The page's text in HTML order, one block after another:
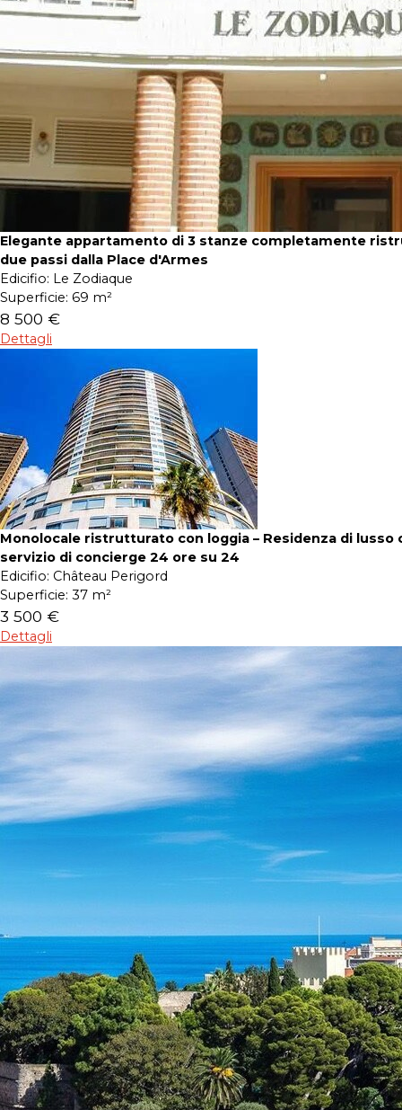
Elegante appartamento di 3 stanze completamente
due passi dalla Place d'Armes
Edicifio: Le Zodiaque
Superficie: 69 m²
8 500 €
Dettagli
Monolocale ristrutturato con loggia – Residenza di lusso
servizio di concierge 24 ore su 24
Edicifio: Château Perigord
Superficie: 37 m²
3 500 €
Dettagli